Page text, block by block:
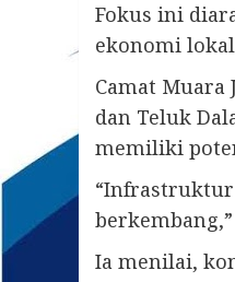
Fokus ini
ekonomi
Camat Muara
dan Teluk
memiliki
Ia menilai,